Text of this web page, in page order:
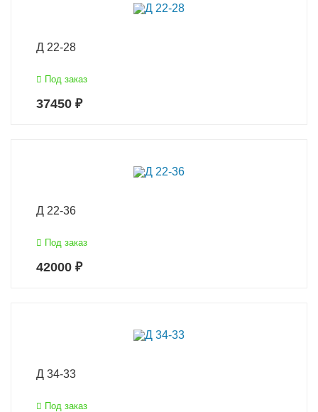
Д 22-28
Под заказ
37450 ₽
Д 22-36
Под заказ
42000 ₽
Д 34-33
Под заказ